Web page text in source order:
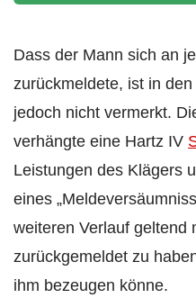
Dass der Mann sich an
zurückmeldete, ist in
jedoch nicht vermerkt.
verhängte eine Hartz IV
Leistungen des Klägers
eines
weiteren Verlauf geltend
zurückgemeldet zu
ihm bezeugen könne.